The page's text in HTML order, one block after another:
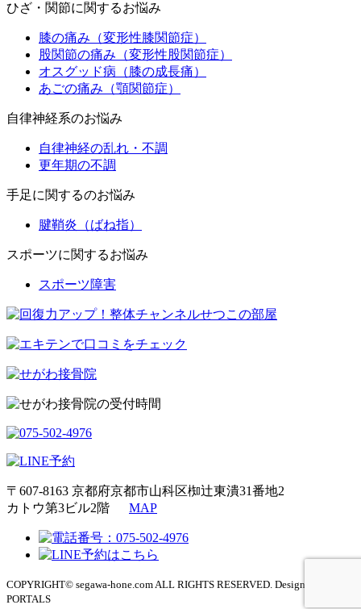
ひざ・関節に関するお悩み
膝の痛み（変形性膝関節症）
股関節の痛み（変形性股関節症）
オスグッド病（膝の成長痛）
あごの痛み（顎関節症）
自律神経系のお悩み
自律神経の乱れ・不調
更年期の不調
手足に関するのお悩み
腱鞘炎（ばね指）
スポーツに関するお悩み
スポーツ障害
〒607-8163 京都府京都市山科区椥辻東潰31番地2
カトウ第3ビル2階 MAP
COPYRIGHT© segawa-hone.com ALL RIGHTS RESERVED. Design by
PORTALS